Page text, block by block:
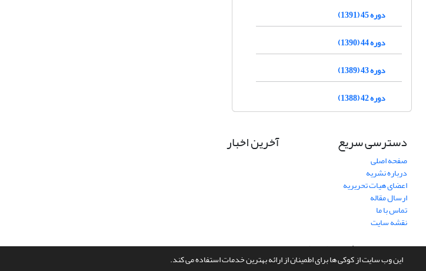
این وب سایت از کوکی ها برای اطمینان از ارائه بهترین خدمات استفاده می کند.
دوره 45 (1391)
دوره 44 (1390)
دوره 43 (1389)
دوره 42 (1388)
دسترسی سریع
صفحه اصلی
درباره نشریه
اعضای هیات تحریریه
ارسال مقاله
تماس با ما
نقشه سایت
آخرین اخبار
سامانه مدیریت نشریات علمی.طراحی و پیاده سازی ازسیناوب